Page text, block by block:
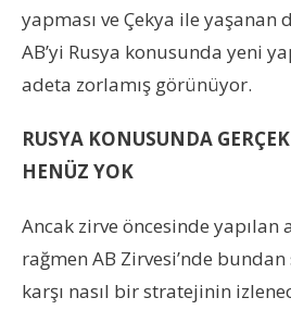
yapması ve Çekya ile
AB’yi Rusya konusunda yeni
adeta zorlamış görünüyor.
RUSYA KONUSUNDA
HENÜZ YOK
Ancak zirve öncesinde yapılan
rağmen AB Zirvesi’nde bundan
karşı nasıl bir stratejinin